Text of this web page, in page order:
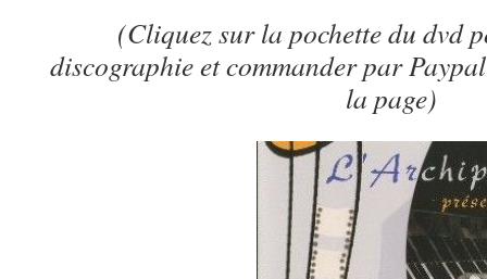
(Cliquez sur la pochette du dvd
discographie et commander par
la page)